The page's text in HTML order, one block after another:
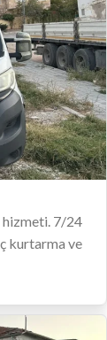
hizmeti. 7/24
kurtarma ve